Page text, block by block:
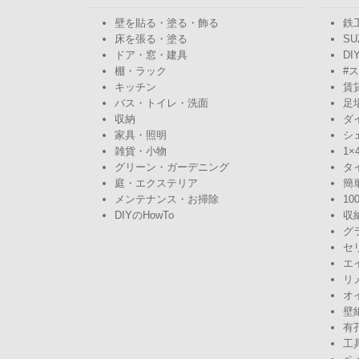
壁を貼る・塗る・飾る
床を張る・塗る
ドア・窓・建具
棚・ラック
キッチン
バス・トイレ・洗面
収納
家具・照明
雑貨・小物
グリーン・ガーデニング
庭・エクステリア
メンテナンス・お掃除
DIYのHowTo
鉄
#
賃
足
ダ
シ
タ
簡
収
グ
セ
エ
リ
オ
壁
有
工